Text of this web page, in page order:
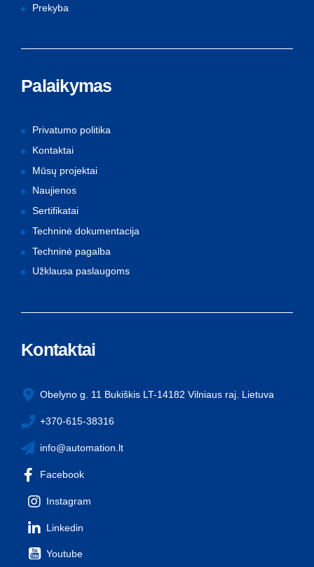
Prekyba
Palaikymas
Privatumo politika
Kontaktai
Mūsų projektai
Naujienos
Sertifikatai
Techninė dokumentacija
Techninė pagalba
Užklausa paslaugoms
Kontaktai
Obelyno g. 11 Bukiškis LT-14182 Vilniaus raj. Lietuva
+370-615-38316
info@automation.lt
Facebook
Instagram
Linkedin
Youtube